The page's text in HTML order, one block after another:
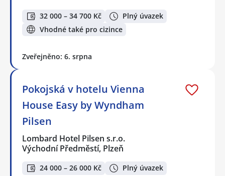
32 000 – 34 700 Kč
Plný úvazek
Vhodné také pro cizince
Zveřejněno: 6. srpna
Pokojská v hotelu Vienna
House Easy by Wyndham
Pilsen
Lombard Hotel Pilsen s.r.o.
Východní Předměstí, Plzeň
24 000 – 26 000 Kč Plný úvazek